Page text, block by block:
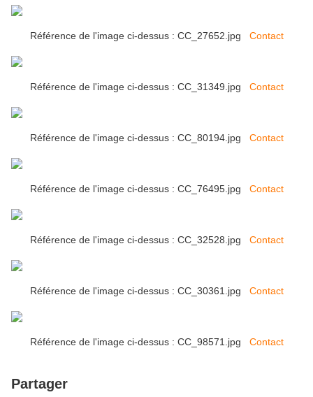
Référence de l'image ci-dessus : CC_27652.jpg Contact
Référence de l'image ci-dessus : CC_31349.jpg Contact
Référence de l'image ci-dessus : CC_80194.jpg Contact
Référence de l'image ci-dessus : CC_76495.jpg Contact
Référence de l'image ci-dessus : CC_32528.jpg Contact
Référence de l'image ci-dessus : CC_30361.jpg Contact
Référence de l'image ci-dessus : CC_98571.jpg Contact
Partager